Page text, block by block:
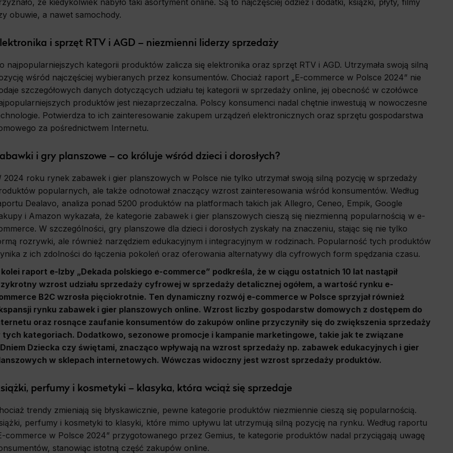
for displaying personalized ads that may be of interest to the user based on browsing history and
demographic criteria. Also, third-party files that, in conjunction with files installed while browsing other
profile the user, providing him or her with the marketing, advertising and retargeting content deemed most
obuwie, a nawet samochody.
i sprzęt RTV i AGD – niezmienni liderzy sprzedaży
najpopularniejszych kategorii produktów zalicza się elektronika oraz sprzęt RTV i AGD. Utrzymała swoją silną
wśród najczęściej wybieranych przez konsumentów. Chociaż raport „E-commerce w Polsce 2024” nie
szczegółowych danych dotyczących udziału tej kategorii w sprzedaży online, jej obecność w czołówce
produktów jest niezaprzeczalna. Polscy konsumenci nadal chętnie inwestują w nowoczesne
Potwierdza to ich zainteresowanie zakupem urządzeń elektronicznych oraz sprzętu gospodarstwa
za pośrednictwem Internetu.
i gry planszowe – co króluje wśród dzieci i dorosłych?
2024 roku rynek zabawek i gier planszowych w Polsce nie tylko utrzymał swoją silną pozycję w sprzedaży
popularnych, ale także odnotował znaczący wzrost zainteresowania wśród konsumentów. Według
Dealavo, analiza ponad 5200 produktów na platformach takich jak Allegro, Ceneo, Empik, Google
i Amazon wykazała, że kategorie zabawek i gier planszowych cieszą się niezmienną popularnością w e-
W szczególności, gry planszowe dla dzieci i dorosłych zyskały na znaczeniu, stając się nie tylko
rozrywki, ale również narzędziem edukacyjnym i integracyjnym w rodzinach. Popularność tych produktów
z ich zdolności do łączenia pokoleń oraz oferowania alternatywy dla cyfrowych form spędzania czasu.
kolei raport e-Izby „Dekada polskiego e-commerce” podkreśla, że w ciągu ostatnich 10 lat nastąpił
wzrost udziału sprzedaży cyfrowej w sprzedaży detalicznej ogółem, a wartość rynku e-
B2C wzrosła pięciokrotnie. Ten dynamiczny rozwój e-commerce w Polsce sprzyjał również
rynku zabawek i gier planszowych online. Wzrost liczby gospodarstw domowych z dostępem do
oraz rosnące zaufanie konsumentów do zakupów online przyczyniły się do zwiększenia sprzedaży
tych kategoriach. Dodatkowo, sezonowe promocje i kampanie marketingowe, takie jak te związane
Dziecka czy świętami, znacząco wpływają na wzrost sprzedaży np. zabawek edukacyjnych i gier
w sklepach internetowych. Wówczas widoczny jest wzrost sprzedaży produktów.
perfumy i kosmetyki – klasyka, która wciąż się sprzedaje
trendy zmieniają się błyskawicznie, pewne kategorie produktów niezmiennie cieszą się popularnością.
perfumy i kosmetyki to klasyki, które mimo upływu lat utrzymują silną pozycję na rynku. Według raportu
commerce w Polsce 2024” przygotowanego przez Gemius, te kategorie produktów nadal przyciągają uwagę
stanowiąc istotną część zakupów online.